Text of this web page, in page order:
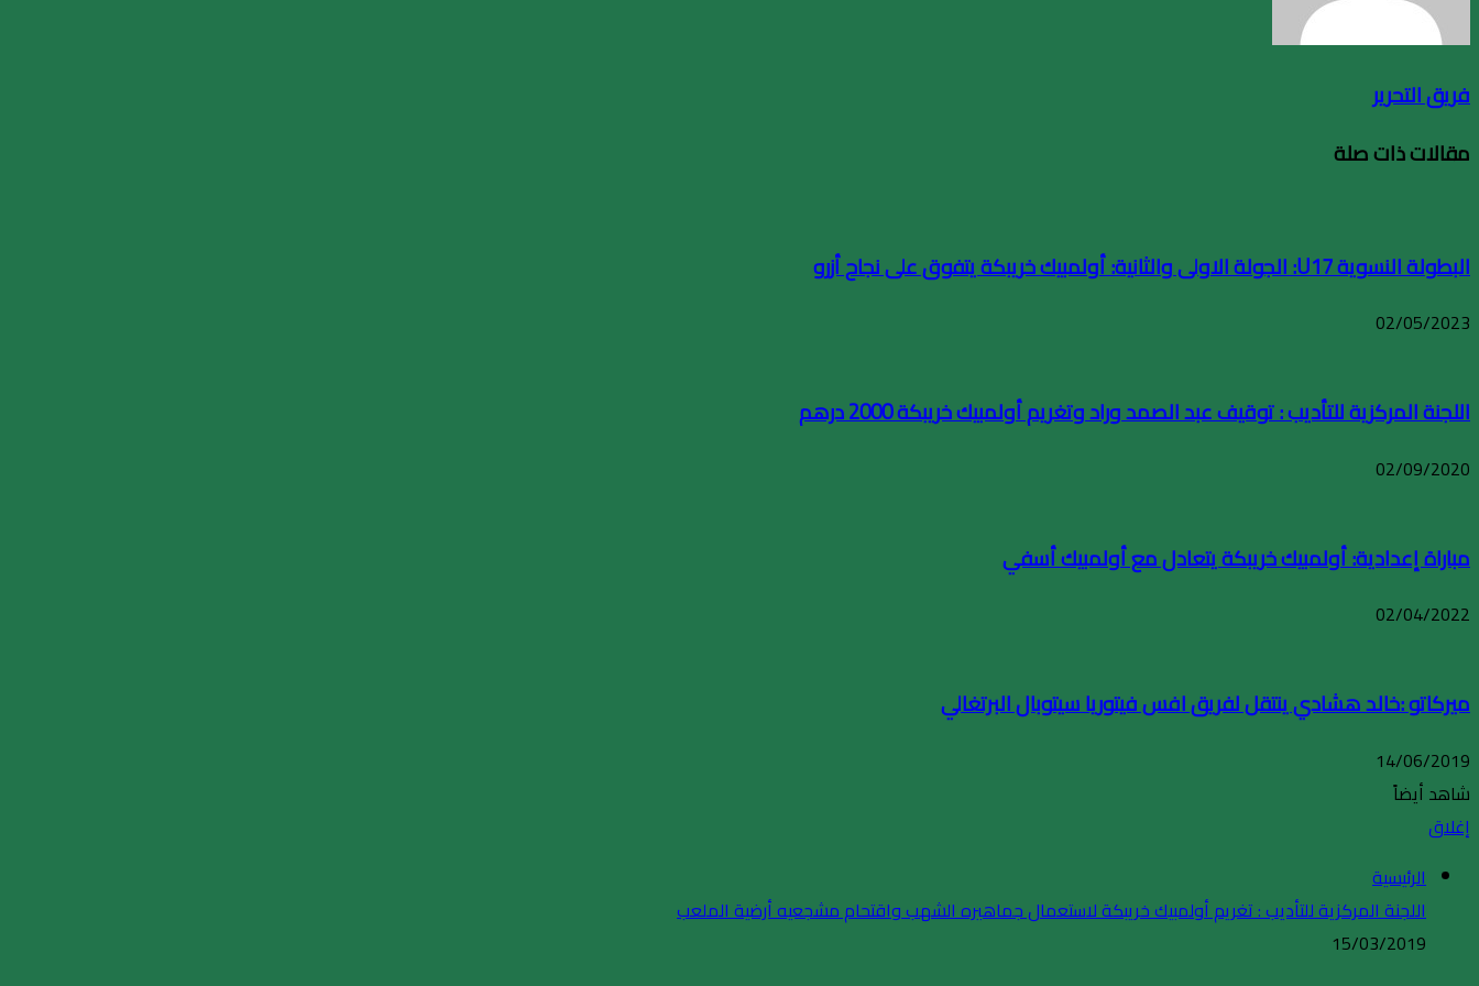
فريق التحرير
مقالات ذات صلة
البطولة النسوية U17: الجولة الاولى والثانية: أولمبيك خريبكة يتفوق على نجاح أزرو
02/05/2023
اللجنة المركزية للتأديب : توقيف عبد الصمد وراد وتغريم أولمبيك خريبكة 2000 درهم
02/09/2020
مباراة إعدادية: أولمبيك خريبكة يتعادل مع أولمبيك أسفي
02/04/2022
ميركاتو :خالد هشادي ينتقل لفريق افس فيتوريا سيتوبال البرتغالي
14/06/2019
شاهد أيضاً
إغلاق
الرئيسية
اللجنة المركزية للتأديب : تغريم أولمبيك خريبكة لاستعمال جماهيره الشهب واقتحام مشجعيه أرضية الملعب
15/03/2019